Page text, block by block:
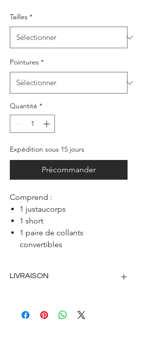
Tailles *
Pointures *
Quantité *
Expédition sous 15 jours
Précommander
Comprend :
1 justaucorps
1 short
1 paire de collants
convertibles
pointe
ATTENTION : Cette marque taille
LIVRAISON
2ème quinzaine de septembre